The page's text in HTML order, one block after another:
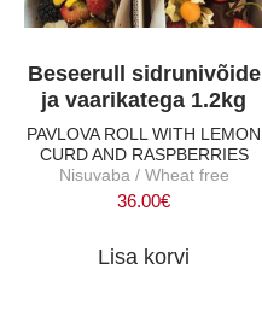
Beseerull sidrunivõide
ja vaarikatega 1.2kg
PAVLOVA ROLL WITH LEMON
CURD AND RASPBERRIES
Nisuvaba / Wheat free
36.00€
Lisa korvi